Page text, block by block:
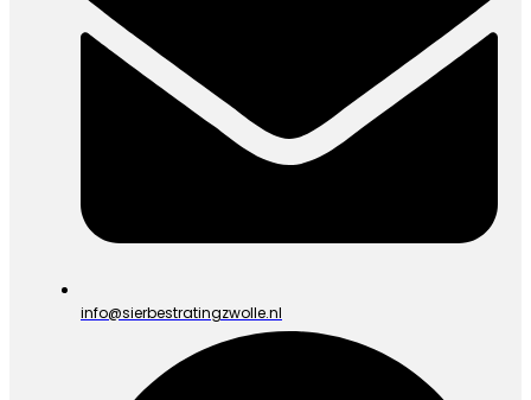
info@sierbestratingzwolle.nl